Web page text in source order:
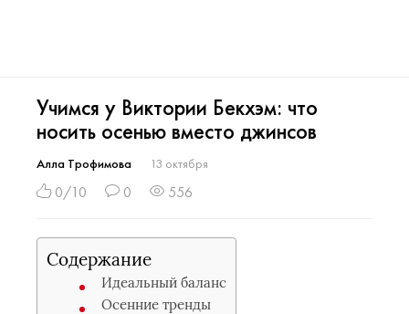
Учимся у Виктории Бекхэм: что
носить осенью вместо джинсов
Алла Трофимова 13 октября
0/10 0 556
Содержание
Идеальный баланс
Осенние тренды